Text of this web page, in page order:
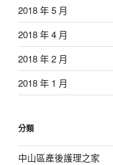
2018 年 5 月
2018 年 4 月
2018 年 2 月
2018 年 1 月
分類
中山區產後護理之家